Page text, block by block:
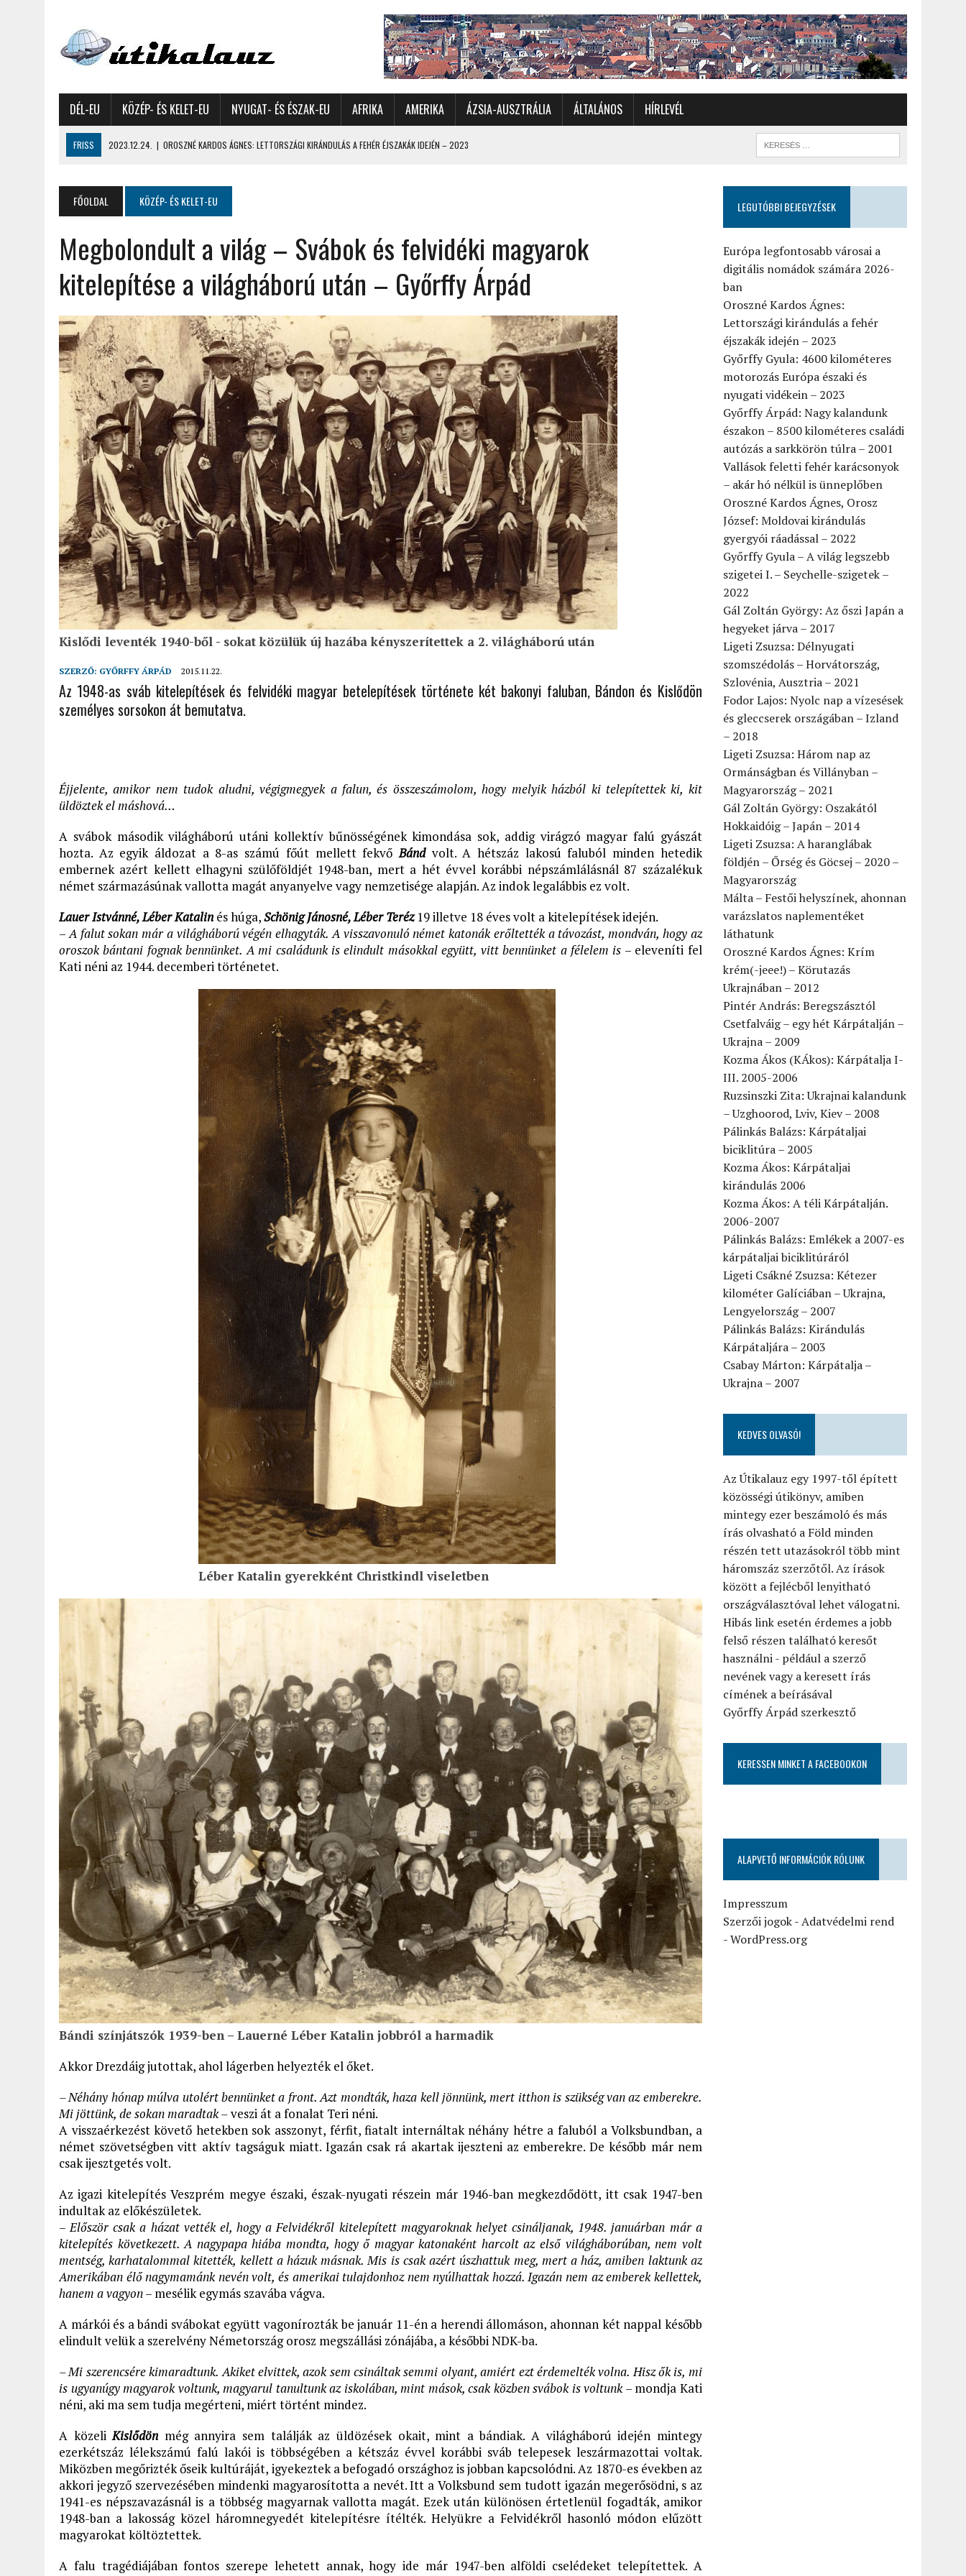
DÉL-EU KÖZÉP- ÉS KELET-EU NYUGAT- ÉS ÉSZAK-EU AFRIKA AMERIKA ÁZSIA-AUSZTRÁLIA ÁLTALÁNOS HÍRLEVÉL
FRISS 2023.12.24. | OROSZNÉ KARDOS ÁGNES: LETTORSZÁGI KIRÁNDULÁS A FEHÉR ÉJSZAKÁK IDEJÉN – 2023
2023.11.17.
GYŐRFFY ÁRPÁD: NAGY KALANDUNK ÉSZAKON – 8500 KILOMÉTERES CSALÁDI AUTÓZÁS A SARKKÖRÖN TÚLRA – 2001
2022.12.21. | VALLÁSOK FELETTI FEHÉR KARÁCSONYOK – AKÁR HÓ NÉLKÜL IS ÜNNEPLŐBEN
2022.12.11.
OROSZNÉ KARDOS ÁGNES, OROSZ JÓZSEF: MOLDOVAI KIRÁNDULÁS GYERGYÓI RÁADÁSSAL – 2022
2022.03.08. | GYŐRFFY GYULA – A VILÁG LEGSZEBB SZIGETEI I. – SEYCHELLE-SZIGETEK – 2022
2022.02.26.
|
GÁL ZOLTÁN GYÖRGY: AZ ŐSZI JAPÁN A HEGYEKET JÁRVA – 2017
2022.02.12.
FODOR LAJOS: NYOLC NAP A VÍZESÉSEK ÉS GLECCSEREK ORSZÁGÁBAN – IZLAND – 2018
2026.04.01. | EURÓPA LEGFONTOSABB VÁROSAI A DIGITÁLIS NOMÁDOK SZÁMÁRA 2026-BAN
FŐOLDAL KÖZÉP- ÉS KELET-EU
Megbolondult a világ – Svábok és felvidéki magyarok
kitelepítése a világháború után – Győrffy Árpád
Kislődi leventék 1940-ből - sokat közülük új hazába kényszerítettek a 2. világháború után
SZERZŐ: GYŐRFFY ÁRPÁD 2015.11.22.
Az 1948-as sváb kitelepítések és felvidéki magyar betelepítések története két bakonyi faluban, Bándon és Kislődön
személyes sorsokon át bemutatva.
Éjjelente, amikor nem tudok aludni, végigmegyek a falun, és összeszámolom, hogy melyik házból ki telepítettek ki, kit
üldöztek el máshová…
A svábok második világháború utáni kollektív bűnösségének kimondása sok, addig virágzó magyar falú gyászát
hozta. Az egyik áldozat a 8-as számú főút mellett fekvő Bánd volt. A hétszáz lakosú faluból minden hetedik
embernek azért kellett elhagyni szülőföldjét 1948-ban, mert a hét évvel korábbi népszámlálásnál 87 százalékuk
német származásúnak vallotta magát anyanyelve vagy nemzetisége alapján. Az indok legalábbis ez volt.
Lauer Istvánné, Léber Katalin és húga,Schönig Jánosné, Léber Teréz19 illetve 18 éves volt a kitelepítések idején.
–A falut sokan már a világháború végén elhagyták. A visszavonuló német katonák erőltették a távozást, mondván, hogy az
oroszok bántani fognak bennünket. A mi családunk is elindult másokkal együtt, vitt bennünket a félelem is – eleveníti fel
Kati néni az 1944. decemberi történetet.
Léber Katalin gyerekként Christkindl viseletben
Bándi színjátszók 1939-ben – Lauerné Léber Katalin jobbról a harmadik
Akkor Drezdáig jutottak, ahol lágerben helyezték el őket.
– Néhány hónap múlva utolért bennünket a front. Azt mondták, haza kell jönnünk, mert itthon is szükség van az emberekre.
Mi jöttünk, de sokan maradtak –veszi át a fonalat Teri néni.
A visszaérkezést követő hetekben sok asszonyt, férfit, fiatalt internáltak néhány hétre a faluból a Volksbundban, a
német szövetségben vitt aktív tagságuk miatt. Igazán csak rá akartak ijeszteni az emberekre. De később már nem
csak ijesztgetés volt.
Az igazi kitelepítés Veszprém megye északi, észak-nyugati részein már 1946-ban megkezdődött, itt csak 1947-ben
indultak az előkészületek.
– Először csak a házat vették el, hogy a Felvidékről kitelepített magyaroknak helyet csináljanak, 1948. januárban már a
kitelepítés következett. A nagypapa hiába mondta, hogy ő magyar katonaként harcolt az első világháborúban, nem volt
mentség, karhatalommal kitették, kellett a házuk másnak. Mis is csak azért úszhattuk meg, mert a ház, amiben laktunk az
Amerikában élő nagymamánk nevén volt, és amerikai tulajdonhoz nem nyúlhattak hozzá. Igazán nem az emberek kellettek,
hanem a vagyon– mesélik egymás szavába vágva.
A márkói és a bándi svábokat együtt vagonírozták be január 11-én a herendi állomáson, ahonnan két nappal később
elindult velük a szerelvény Németország orosz megszállási zónájába, a későbbi NDK-ba.
– Mi szerencsére kimaradtunk. Akiket elvittek, azok sem csináltak semmi olyant, amiért ezt érdemelték volna. Hisz ők is, mi
is ugyanúgy magyarok voltunk, magyarul tanultunk az iskolában, mint mások, csak közben svábok is voltunk – mondja Kati
néni, aki ma sem tudja megérteni, miért történt mindez.
A közeli Kislődön még annyira sem találják az üldözések okait, mint a bándiak. A világháború idején mintegy
ezerkétszáz lélekszámú falú lakói is többségében a kétszáz évvel korábbi sváb telepesek leszármazottai voltak.
Miközben megőrizték őseik kultúráját, igyekeztek a befogadó országhoz is jobban kapcsolódni. Az 1870-es években az
akkori jegyző szervezésében mindenki magyarosította a nevét. Itt a Volksbund sem tudott igazán megerősödni, s az
1941-es népszavazásnál is a többség magyarnak vallotta magát. Ezek után különösen értetlenül fogadták, amikor
1948-ban a lakosság közel háromnegyedét kitelepítésre ítélték. Helyükre a Felvidékről hasonló módon elűzött
magyarokat költöztettek.
A falu tragédiájában fontos szerepe lehetett annak, hogy ide már 1947-ben alföldi cselédeket telepítettek. A
LEGUTÓBBI BEJEGYZÉSEK
Európa legfontosabb városai a
digitális nomádok számára 2026-
ban
Oroszné Kardos Ágnes:
Lettországi kirándulás a fehér
éjszakák idején – 2023
Győrffy Gyula: 4600 kilométeres
motorozás Európa északi és
nyugati vidékein – 2023
Győrffy Árpád: Nagy kalandunk
északon – 8500 kilométeres családi
autózás a sarkkörön túlra – 2001
Vallások feletti fehér karácsonyok
– akár hó nélkül is ünneplőben
Oroszné Kardos Ágnes, Orosz
József: Moldovai kirándulás
gyergyói ráadással – 2022
Győrffy Gyula – A világ legszebb
szigetei I. – Seychelle-szigetek –
2022
Gál Zoltán György: Az őszi Japán a
hegyeket járva – 2017
Ligeti Zsuzsa: Délnyugati
szomszédolás – Horvátország,
Szlovénia, Ausztria – 2021
Fodor Lajos: Nyolc nap a vízesések
és gleccserek országában – Izland
– 2018
Ligeti Zsuzsa: Három nap az
Ormánságban és Villányban –
Magyarország – 2021
Gál Zoltán György: Oszakától
Hokkaidóig – Japán – 2014
Ligeti Zsuzsa: A haranglábak
földjén – Őrség és Göcsej – 2020 –
Magyarország
Málta – Festői helyszínek, ahonnan
varázslatos naplementéket
láthatunk
Oroszné Kardos Ágnes: Krím
krém(-jeee!) – Körutazás
Ukrajnában – 2012
Pintér András: Beregszásztól
Csetfalváig – egy hét Kárpátalján –
Ukrajna – 2009
Kozma Ákos (KÁkos): Kárpátalja I-
III. 2005-2006
Ruzsinszki Zita: Ukrajnai kalandunk
– Uzghoorod, Lviv, Kiev – 2008
Pálinkás Balázs: Kárpátaljai
biciklitúra – 2005
Kozma Ákos: Kárpátaljai
kirándulás 2006
Kozma Ákos: A téli Kárpátalján.
2006-2007
Pálinkás Balázs: Emlékek a 2007-es
kárpátaljai biciklitúráról
Ligeti Csákné Zsuzsa: Kétezer
kilométer Galíciában – Ukrajna,
Lengyelország – 2007
Pálinkás Balázs: Kirándulás
Kárpátaljára – 2003
Csabay Márton: Kárpátalja –
Ukrajna – 2007
KEDVES OLVASÓ!
Az Útikalauz egy 1997-től épített
közösségi útikönyv, amiben
mintegy ezer beszámoló és más
írás olvasható a Föld minden
részén tett utazásokról több mint
háromszáz szerzőtől. Az írások
között a fejlécből lenyitható
országválasztóval lehet válogatni.
Hibás link esetén érdemes a jobb
felső részen található keresőt
használni - például a szerző
nevének vagy a keresett írás
címének a beírásával
Győrffy Árpád szerkesztő
KERESSEN MINKET A FACEBOOKON
ALAPVETŐ INFORMÁCIÓK RÓLUNK
Impresszum
Szerzői jogok-Adatvédelmi rend
-WordPress.org